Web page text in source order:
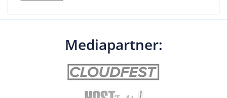
Mediapartner: